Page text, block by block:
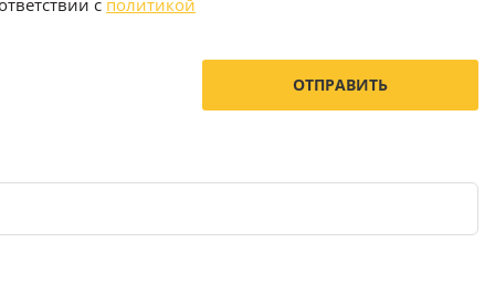
с политикой